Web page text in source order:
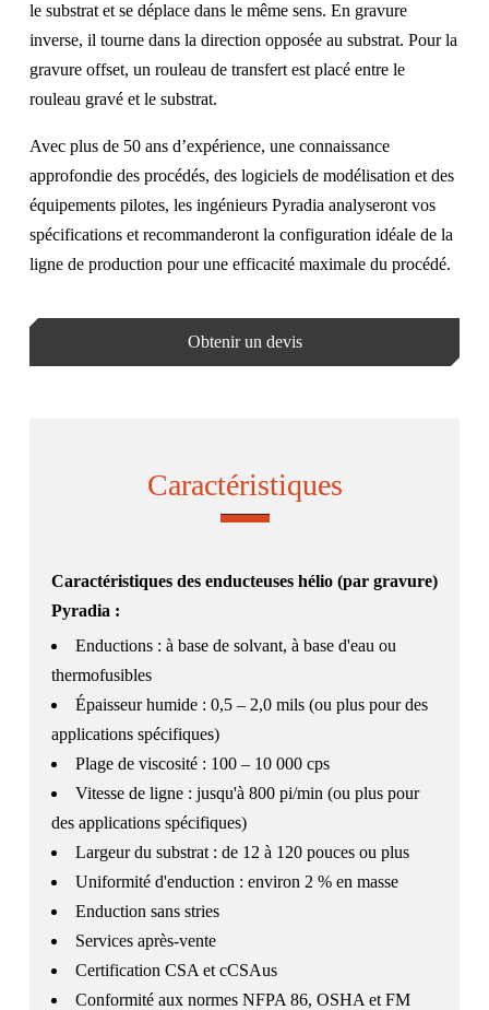
le substrat et se déplace dans le même sens. En gravure
inverse, il tourne dans la direction opposée au substrat. Pour la
gravure offset, un rouleau de transfert est placé entre le
rouleau gravé et le substrat.
Avec plus de 50 ans d’expérience, une connaissance
approfondie des procédés, des logiciels de modélisation et des
équipements pilotes, les ingénieurs Pyradia analyseront vos
spécifications et recommanderont la configuration idéale de la
ligne de production pour une efficacité maximale du procédé.
Obtenir un devis
Caractéristiques
Caractéristiques des enducteuses hélio (par gravure)
Pyradia :
Enductions : à base de solvant, à base d'eau ou
thermofusibles
Épaisseur humide : 0,5 – 2,0 mils (ou plus pour des
applications spécifiques)
Plage de viscosité : 100 – 10 000 cps
Vitesse de ligne : jusqu'à 800 pi/min (ou plus pour
des applications spécifiques)
Largeur du substrat : de 12 à 120 pouces ou plus
Uniformité d'enduction : environ 2 % en masse
Enduction sans stries
Services après-vente
Certification CSA et cCSAus
Conformité aux normes NFPA 86, OSHA et FM